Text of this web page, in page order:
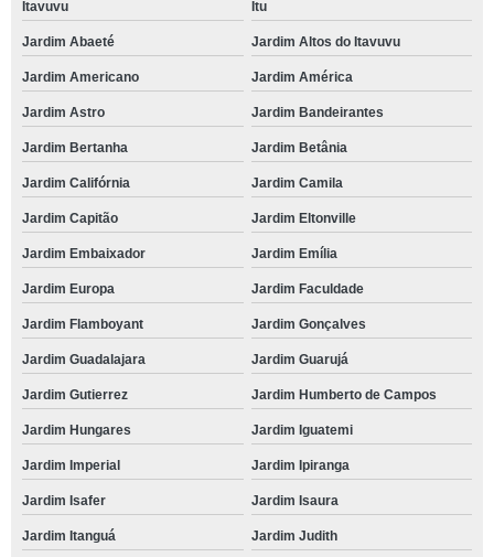
Itavuvu Itu
Jardim Abaeté Jardim Altos do Itavuvu
Jardim Americano Jardim América
Jardim Astro Jardim Bandeirantes
Jardim Bertanha Jardim Betânia
Jardim Califórnia Jardim Camila
Jardim Capitão Jardim Eltonville
Jardim Embaixador Jardim Emília
Jardim Europa Jardim Faculdade
Jardim Flamboyant Jardim Gonçalves
Jardim Guadalajara Jardim Guarujá
Jardim Gutierrez Jardim Humberto de Campos
Jardim Hungares Jardim Iguatemi
Jardim Imperial Jardim Ipiranga
Jardim Isafer Jardim Isaura
Jardim Itanguá Jardim Judith